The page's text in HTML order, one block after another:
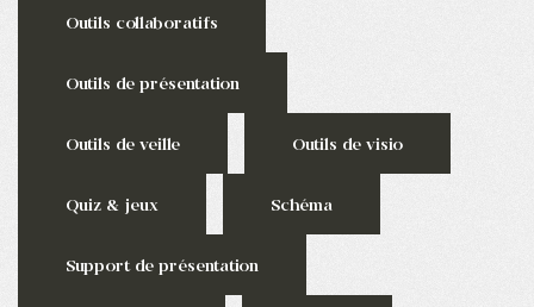
Outils collaboratifs
Outils de présentation
Outils de veille Outils de visio
Quiz & jeux Schéma
Support de présentation